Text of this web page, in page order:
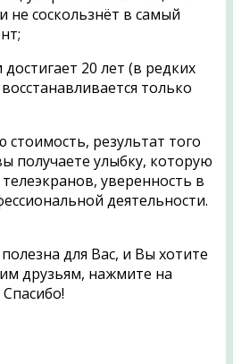
не соскользнёт в самый
20 лет (в редких
только
результат того
получаете улыбку, которую
уверенность в
деятельности.
для Вас, и Вы хотите
друзьям, нажмите на